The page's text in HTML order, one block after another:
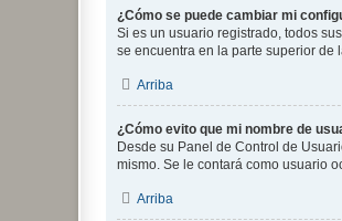
¿Cómo se puede cambiar mi
Si es un usuario registrado, todos
se encuentra en la parte superior de
Arriba
¿Cómo evito que mi nombre de
Desde su Panel de Control de
mismo. Se le contará como usuario
Arriba